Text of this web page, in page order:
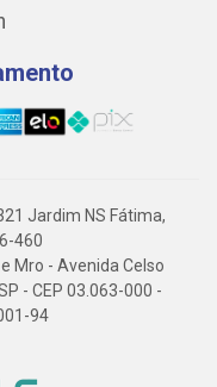
Jardim NS Fátima,
460
Mro - Avenida Celso
- CEP 03.063-000 -
94